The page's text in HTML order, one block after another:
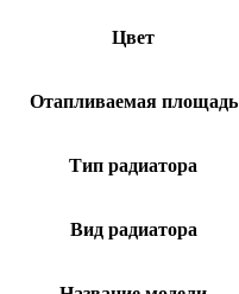
Цвет
Отапливаемая площадь
Тип радиатора
Вид радиатора